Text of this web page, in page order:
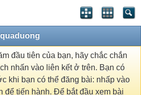
đầu tiên của bạn, hãy chắc chắn
nhấn vào liên kết ở trên. Bạn có
khi bạn có thể đăng bài: nhấp vào
để tiến hành. Để bắt đầu xem bài